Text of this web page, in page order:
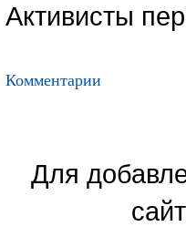
Активисты
Комментарии
Для